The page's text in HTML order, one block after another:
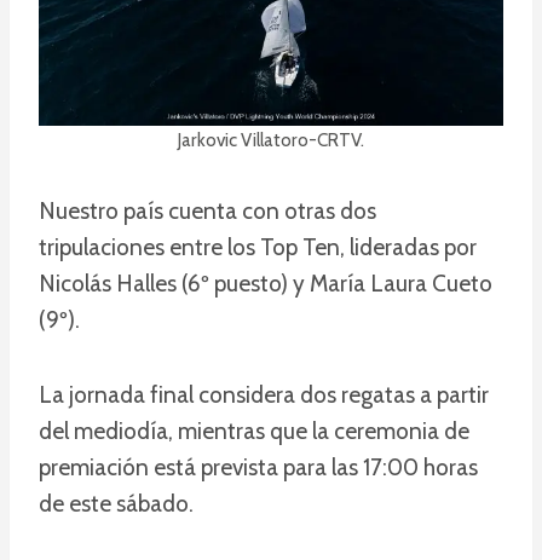
Jarkovic Villatoro-CRTV.
Nuestro país cuenta con otras dos
tripulaciones entre los Top Ten, lideradas por
Nicolás Halles (6º puesto) y María Laura Cueto
(9º).
La jornada final considera dos regatas a partir
del mediodía, mientras que la ceremonia de
premiación está prevista para las 17:00 horas
de este sábado.